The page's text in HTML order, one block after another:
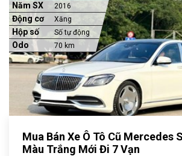
Năm SX 2016
Động cơ Xăng
Hộp số Số tự động
Odo 70 km
Mua Bán Xe Ô Tô Cũ Mercedes
Màu Trắng Mới Đi 7 Vạn